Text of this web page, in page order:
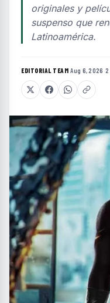
originales y
suspenso que
Latinoamérica.
EDITORIAL TEAM·Aug 6, 2026 ·2